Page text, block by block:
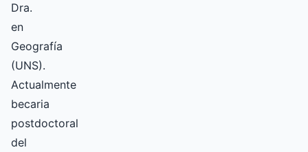
Dra.
en
Geografía
(UNS).
Actualmente
becaria
postdoctoral
del